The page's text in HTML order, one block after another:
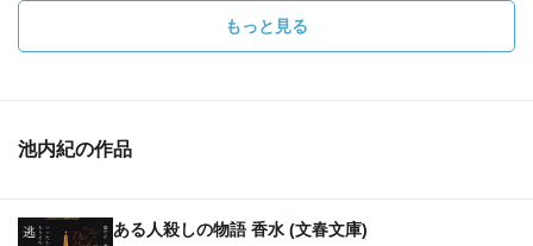
もっと見る
池内紀の作品
ある人殺しの物語 香水 (文春文庫)